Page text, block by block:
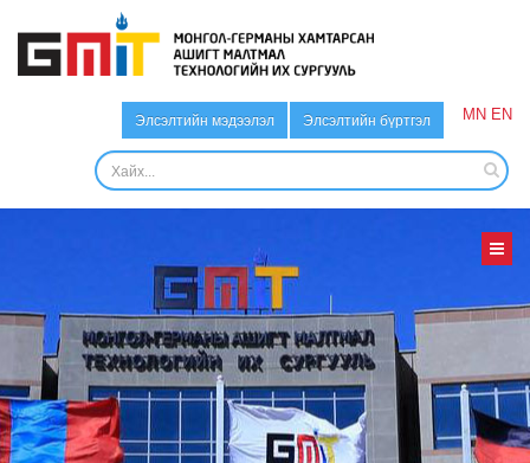
Элсэлтийн мэдээлэл Элсэлтийн бүртгэл MN EN